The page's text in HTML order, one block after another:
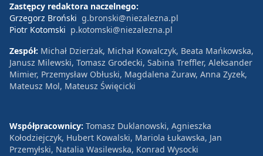
Zastępcy redaktora naczelnego:
Grzegorz Broński g.bronski@niezalezna.pl
Piotr Kotomski p.kotomski@niezalezna.pl
Zespół: Michał Dzierżak, Michał Kowalczyk, Beata Mańkowska,
Janusz Milewski, Tomasz Grodecki, Sabina Treffler, Aleksander
Mimier, Przemysław Obłuski, Magdalena Żuraw, Anna Zyzek,
Mateusz Mol, Mateusz Święcicki
Współpracownicy: Tomasz Duklanowski, Agnieszka
Kołodziejczyk, Hubert Kowalski, Mariola Łukawska, Jan
Przemyłski, Natalia Wasilewska, Konrad Wysocki